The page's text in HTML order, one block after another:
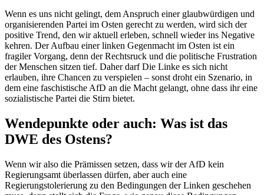
Wenn es uns nicht gelingt, dem Anspruch einer glaubwürdigen und
organisierenden Partei im Osten gerecht zu werden, wird sich der
positive Trend, den wir aktuell erleben, schnell wieder ins Negative
kehren. Der Aufbau einer linken Gegenmacht im Osten ist ein
fragiler Vorgang, denn der Rechtsruck und die politische Frustration
der Menschen sitzen tief. Daher darf Die Linke es sich nicht
erlauben, ihre Chancen zu verspielen – sonst droht ein Szenario, in
dem eine faschistische AfD an die Macht gelangt, ohne dass ihr eine
sozialistische Partei die Stirn bietet.
Wendepunkte oder auch: Was ist das
DWE des Ostens?
Wenn wir also die Prämissen setzen, dass wir der AfD kein
Regierungsamt überlassen dürfen, aber auch eine
Regierungstolerierung zu den Bedingungen der Linken geschehen